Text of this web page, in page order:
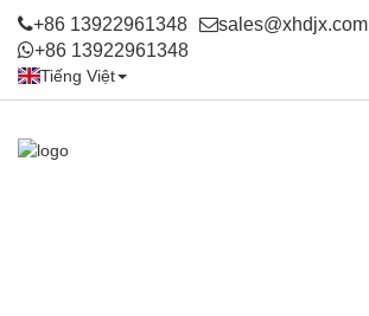
+86 13922961348
sales@xhdjx.com
+86 13922961348
Tiếng Việt